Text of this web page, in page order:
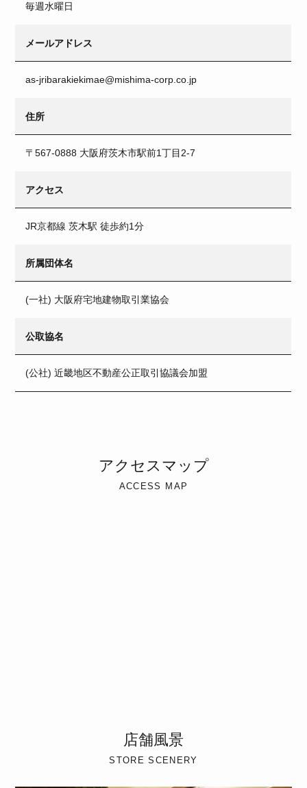
毎週水曜日
メールアドレス
as-jribarakiekimae@mishima-corp.co.jp
住所
〒567-0888 大阪府茨木市駅前1丁目2-7
アクセス
JR京都線 茨木駅 徒歩約1分
所属団体名
(一社) 大阪府宅地建物取引業協会
公取協名
(公社) 近畿地区不動産公正取引協議会加盟
アクセスマップ
ACCESS MAP
店舗風景
STORE SCENERY